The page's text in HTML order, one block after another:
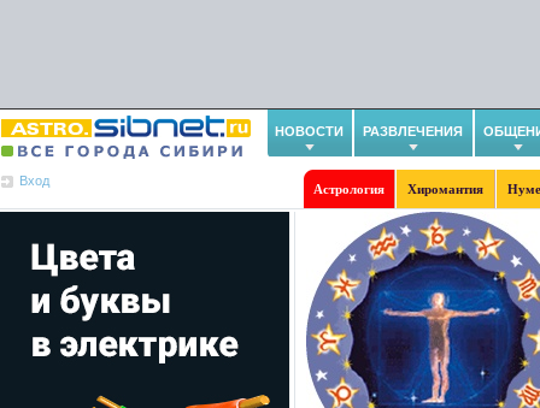
НОВОСТИ РАЗВЛЕЧЕНИЯ
Вход
Астрология Хиромантия